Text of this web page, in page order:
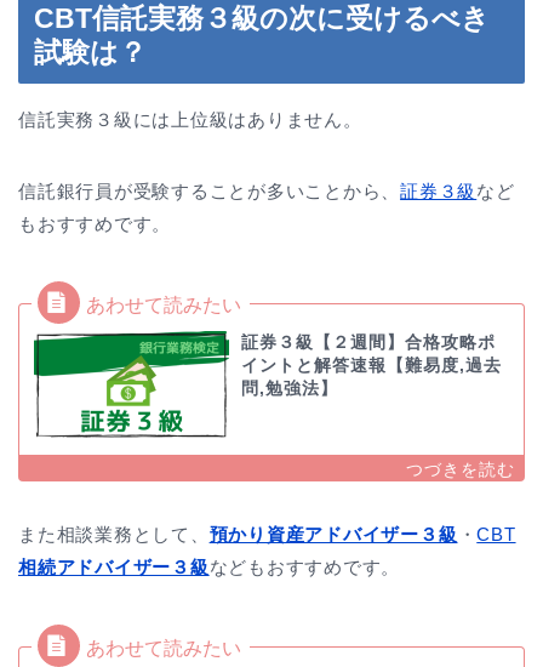
CBT信託実務３級の次に受けるべき
試験は？
信託実務３級には上位級はありません。
信託銀行員が受験することが多いことから、証券３級 など
もおすすめです。
証券３級【２週間】合格攻略ポ
イントと解答速報【難易度,過去
問,勉強法】
また相談業務として、 預かり資産アドバイザー３級 ・CBT
相続アドバイザー３級などもおすすめです。